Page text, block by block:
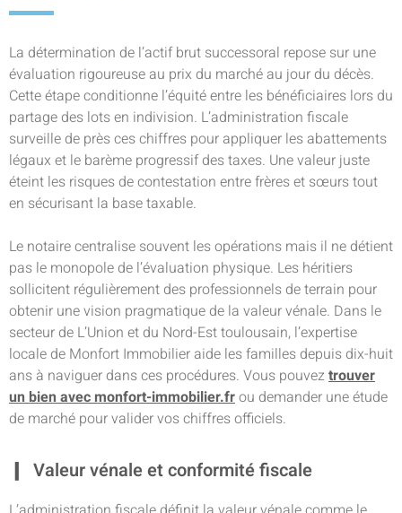
La détermination de l’actif brut successoral repose sur une
évaluation rigoureuse au prix du marché au jour du décès.
Cette étape conditionne l’équité entre les bénéficiaires lors du
partage des lots en indivision. L’administration fiscale
surveille de près ces chiffres pour appliquer les abattements
légaux et le barème progressif des taxes. Une valeur juste
éteint les risques de contestation entre frères et sœurs tout
en sécurisant la base taxable.
Le notaire centralise souvent les opérations mais il ne détient
pas le monopole de l’évaluation physique. Les héritiers
sollicitent régulièrement des professionnels de terrain pour
obtenir une vision pragmatique de la valeur vénale. Dans le
secteur de L’Union et du Nord-Est toulousain, l’expertise
locale de Monfort Immobilier aide les familles depuis dix-huit
ans à naviguer dans ces procédures. Vous pouveztrouver
un bien avec monfort-immobilier.frou demander une étude
de marché pour valider vos chiffres officiels.
Valeur vénale et conformité fiscale